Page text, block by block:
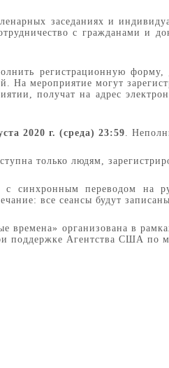
заседаниях и
с гражданами и
регистрационную
мероприятие могут
получат на адрес
2020 г. (среда) 23:59.
только людям,
синхронным переводом на
все сеансы будут
времена» организована в
поддержке Агентства США по